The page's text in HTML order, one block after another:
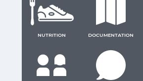
NUTRITION DOCUMENTATION